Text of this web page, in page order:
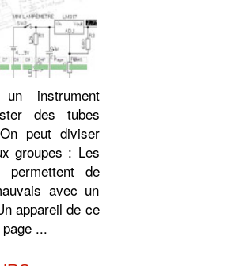
instrument
des tubes
peut diviser
groupes : Les
permettent de
avec un
appareil de ce
...